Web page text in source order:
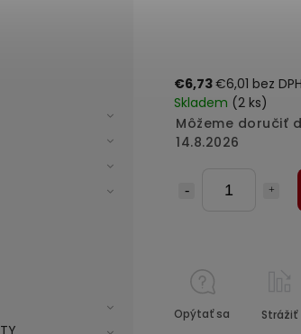
€6,73€6,01 bez DPH
Skladem (2 ks)
Môžeme doručiť
14.8.2026
Opýtať sa Strážiť